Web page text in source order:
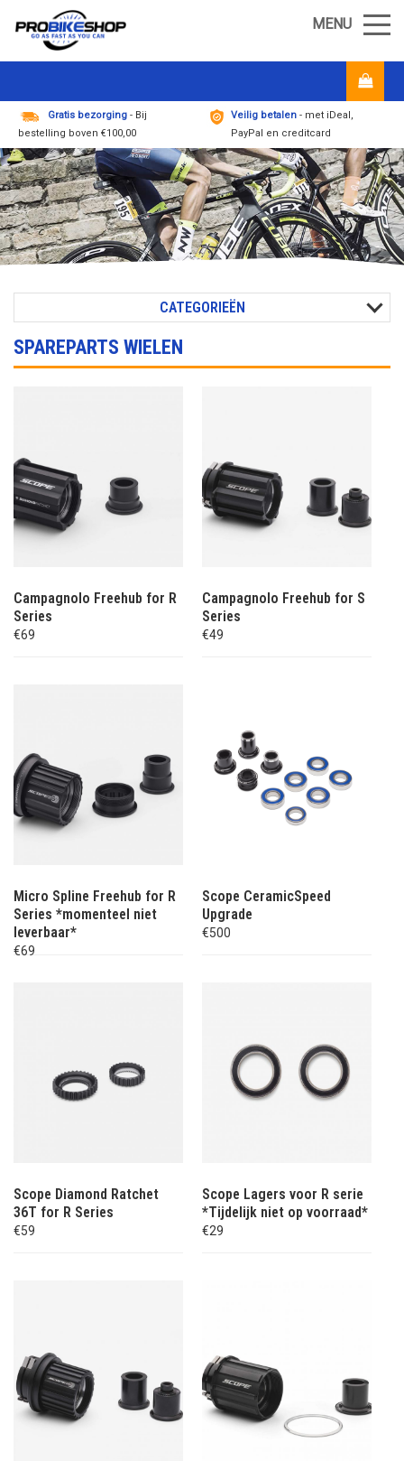
MENU
Gratis bezorging - Bij
bestelling boven €100,00
Veilig betalen - met iDeal,
PayPal en creditcard
CATEGORIEËN
SPAREPARTS WIELEN
Campagnolo Freehub for R
Series
€69
Campagnolo Freehub for S
Series
€49
Micro Spline Freehub for R
Series *momenteel niet
leverbaar*
€69
Scope CeramicSpeed
Upgrade
€500
Scope Diamond Ratchet
36T for R Series
€59
Scope Lagers voor R serie
*Tijdelijk niet op voorraad*
€29